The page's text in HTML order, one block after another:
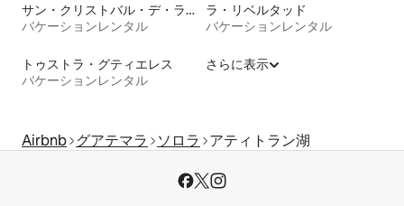
サン・クリストバル・デ・ラス・カサス
バケーションレンタル
ラ・リベルタッド
バケーションレンタル
トゥストラ・グティエレス
バケーションレンタル
さらに表示
Airbnb グアテマラ ソロラ アティトラン湖